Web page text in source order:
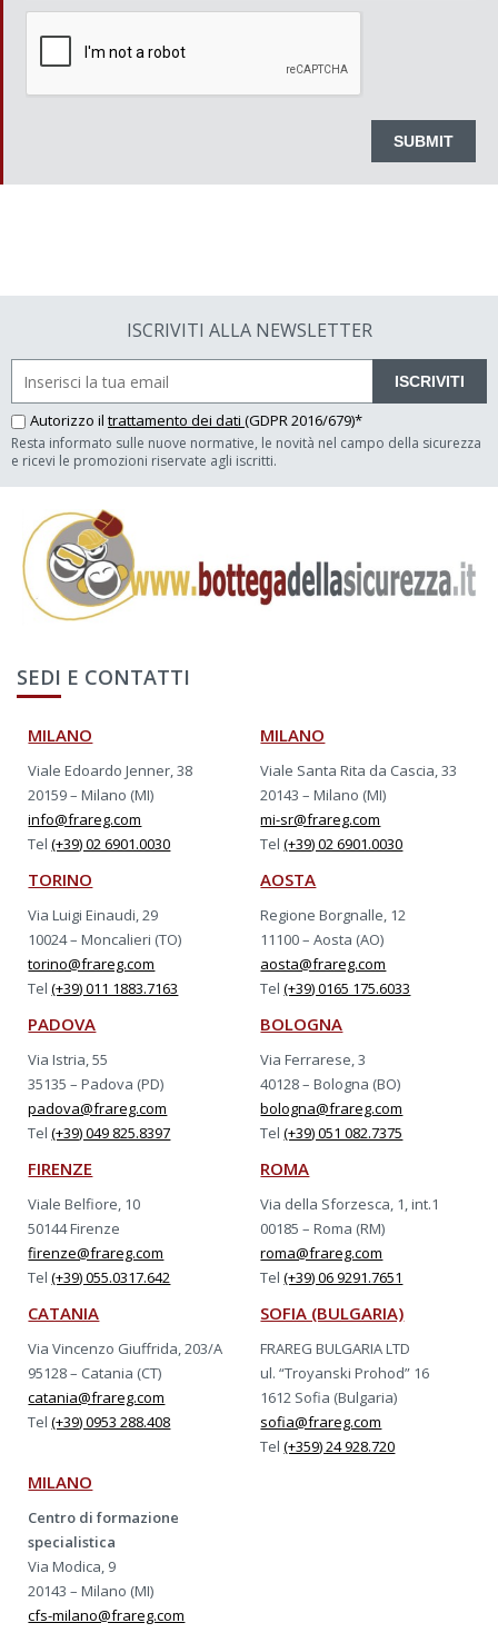
ISCRIVITI ALLA NEWSLETTER
ISCRIVITI
Autorizzo il trattamento dei dati (GDPR 2016/679)*
Resta informato sulle nuove normative, le novità nel campo della sicurezza
e ricevi le promozioni riservate agli iscritti.
SEDI E CONTATTI
MILANO
Viale Edoardo Jenner, 38
20159 – Milano (MI)
info@frareg.com
Tel(+39) 02 6901.0030
MILANO
Viale Santa Rita da Cascia, 33
20143 – Milano (MI)
mi-sr@frareg.com
Tel(+39) 02 6901.0030
TORINO
Via Luigi Einaudi, 29
10024 – Moncalieri (TO)
torino@frareg.com
Tel(+39) 011 1883.7163
AOSTA
Regione Borgnalle, 12
11100 – Aosta (AO)
aosta@frareg.com
Tel(+39) 0165 175.6033
PADOVA
Via Istria, 55
35135 – Padova (PD)
padova@frareg.com
Tel(+39) 049 825.8397
BOLOGNA
Via Ferrarese, 3
40128 – Bologna (BO)
bologna@frareg.com
Tel(+39) 051 082.7375
FIRENZE
Viale Belfiore, 10
50144 Firenze
firenze@frareg.com
Tel(+39) 055.0317.642
ROMA
Via della Sforzesca, 1, int.1
00185 – Roma (RM)
roma@frareg.com
Tel(+39) 06 9291.7651
CATANIA
Via Vincenzo Giuffrida, 203/A
95128 – Catania (CT)
catania@frareg.com
Tel(+39) 0953 288.408
SOFIA (BULGARIA)
FRAREG BULGARIA LTD
ul. “Troyanski Prohod” 16
1612 Sofia (Bulgaria)
sofia@frareg.com
Tel(+359) 24 928.720
MILANO
Centro di formazione
specialistica
Via Modica, 9
20143 – Milano (MI)
cfs-milano@frareg.com